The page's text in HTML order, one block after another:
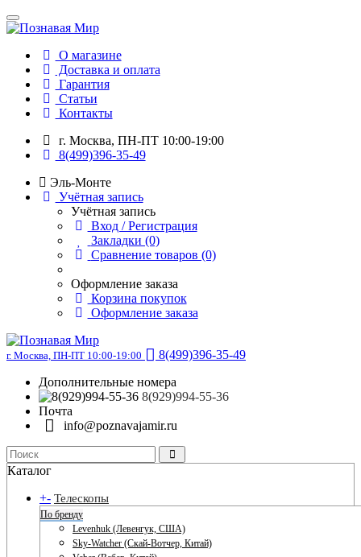
О магазине
Доставка и оплата
Гарантия
Статьи
Контакты
г. Москва, ПН-ПТ 10:00-19:00
8(499)396-35-49
Эль-Монте
Учётная запись
Учётная запись
Вход / Регистрация
Закладки (0)
Сравнение товаров (0)
Оформление заказа
Корзина покупок
Оформление заказа
г. Москва, ПН-ПТ 10:00-19:00
8(499)396-35-49
Дополнительные номера
8(929)994-55-36
Почта
info@poznavajamir.ru
Каталог
+- Телескопы
По бренду
Levenhuk (Левенгук, США)
Sky-Watcher (Скай-Вотчер, Китай)